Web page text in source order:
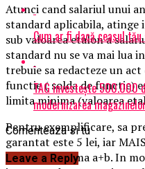
Atunci cand salariul unui
standard aplicabila, atinge
sub valoarea etalon a
standard nu se va mai lua
trebuie sa redacteze un
functie ( solda de functie)
limita minima (valoarea
Pentru exemplificare, sa
garantat este 5 lei, iar
functie de forma a+b. In
Cum ar fi dacă ceasul
TAG investește 500.000
modernizarea
Comenteaza si tu
Leave a Reply